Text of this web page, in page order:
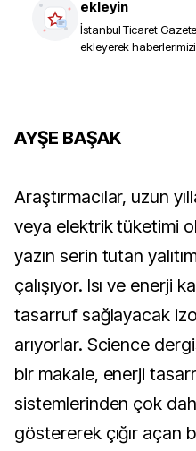
ekleyin
İstanbul Ticaret
ekleyerek
AYŞE BAŞAK
Araştırmacılar, uzun
veya elektrik tüketimi
yazın serin tutan
çalışıyor. Isı ve enerji
tasarruf sağlayacak
arıyorlar. Science
bir makale, enerji
sistemlerinden çok
göstererek çığır açan